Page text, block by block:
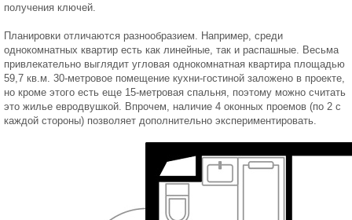
получения ключей.
Планировки отличаются разнообразием. Например, среди
однокомнатных квартир есть как линейные, так и распашные. Весьма
привлекательно выглядит угловая однокомнатная квартира площадью
59,7 кв.м. 30-метровое помещение кухни-гостиной заложено в проекте,
но кроме этого есть еще 15-метровая спальня, поэтому можно считать
это жилье евродвушкой. Впрочем, наличие 4 оконных проемов (по 2 с
каждой стороны) позволяет дополнительно экспериментировать.